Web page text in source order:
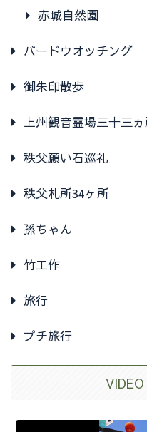
赤城自然園
バードウオッチング
御朱印散歩
上州観音霊場三十三
秩父願い石巡礼
秩父札所34ヶ所
孫ちゃん
竹工作
旅行
プチ旅行